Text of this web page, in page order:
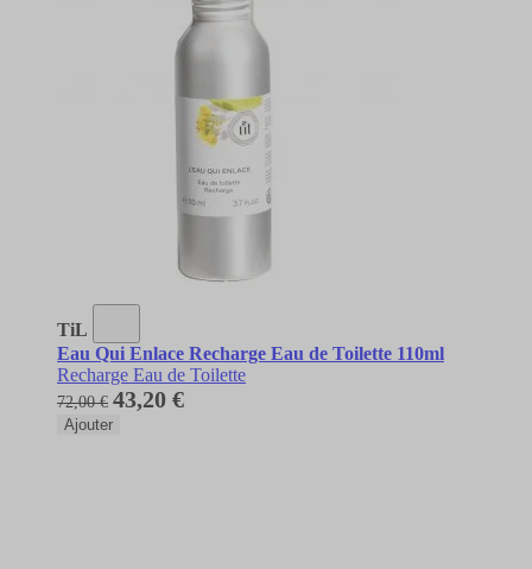
TiL
Eau Qui Enlace Recharge Eau de Toilette 110ml
Recharge Eau de Toilette
72,00 € 43,20 €
Ajouter